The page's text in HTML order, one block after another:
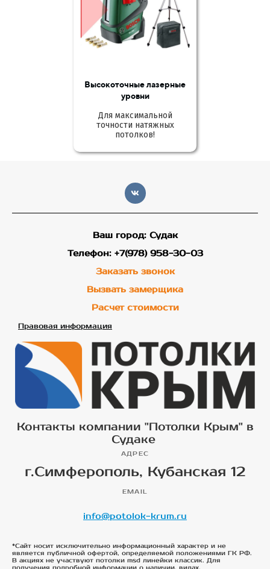
Высокоточные лазерные
уровни
Для максимальной
точности натяжных
потолков!
Ваш город: Судак
Телефон: +7(978) 958-30-03
Заказать звонок
Вызвать замерщика
Расчет стоимости
Правовая информация
Контакты компании "Потолки Крым" в
Судаке
АДРЕС
г.Симферополь, Кубанская 12
EMAIL
info@potolok-krum.ru
*Сайт носит исключительно информационный характер и не
является публичной офертой, определяемой положениями ГК РФ.
В акциях не участвуют потолки msd линейки классик. Для